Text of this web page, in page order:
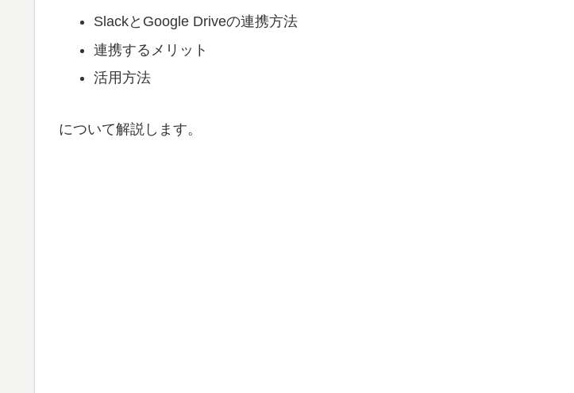
SlackとGoogle Driveの連携方法
連携するメリット
活用方法
について解説します。